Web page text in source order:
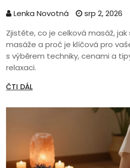
Lenka Novotná
srp 2, 2026
Zjistěte, co je celková masáž, jak
masáže a proč je klíčová pro
s výběrem techniky, cenami a
relaxaci.
ČTI DÁL